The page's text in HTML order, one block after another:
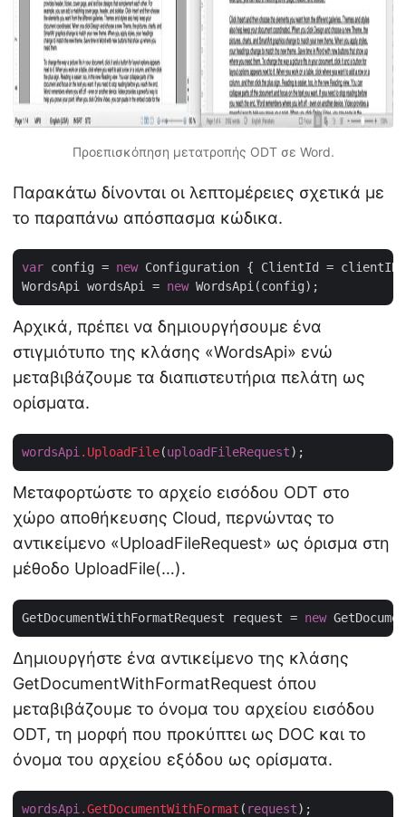
Προεπισκόπηση μετατροπής ODT σε Word.
Παρακάτω δίνονται οι λεπτομέρειες σχετικά με
το παραπάνω απόσπασμα κώδικα.
var config = new Configuration { ClientId =
WordsApi wordsApi = new
Αρχικά, πρέπει να δημιουργήσουμε ένα
στιγμιότυπο της κλάσης «WordsApi» ενώ
μεταβιβάζουμε τα διαπιστευτήρια πελάτη ως
ορίσματα.
wordsApi .UploadFile(uploadFileRequest
Μεταφορτώστε το αρχείο εισόδου ODT στο
χώρο αποθήκευσης Cloud, περνώντας το
αντικείμενο «UploadFileRequest» ως όρισμα στη
μέθοδο UploadFile(…).
GetDocumentWithFormatRequest request = new
Δημιουργήστε ένα αντικείμενο της κλάσης
GetDocumentWithFormatRequest όπου
μεταβιβάζουμε το όνομα του αρχείου εισόδου
ODT, τη μορφή που προκύπτει ως DOC και το
όνομα του αρχείου εξόδου ως ορίσματα.
wordsApi .GetDocumentWithFormat ( request